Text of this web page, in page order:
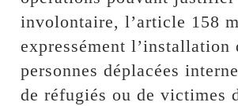
involontaire, l’article 158
expressément l’installation
personnes déplacées
de réfugiés ou de victimes